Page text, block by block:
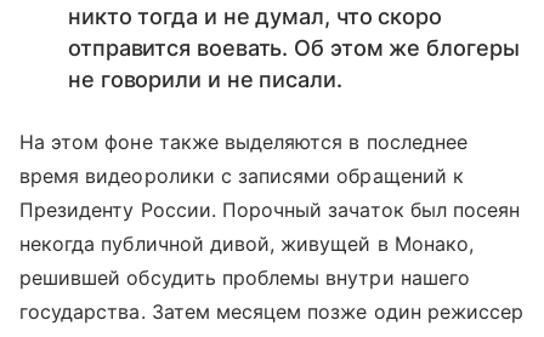
никто тогда и не думал, что скоро
отправится воевать. Об этом же блогеры
не говорили и не писали.
На этом фоне также выделяются в последнее
время видеоролики с записями обращений к
Президенту России. Порочный зачаток был посеян
некогда публичной дивой, живущей в Монако,
решившей обсудить проблемы внутри нашего
государства. Затем месяцем позже один режиссер